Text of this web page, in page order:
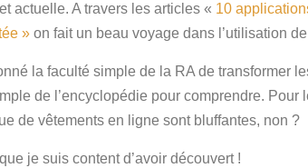
actuelle. A travers les articles « 10
» on fait un beau voyage dans l’utilisation
la faculté simple de la RA de transformer
de l’encyclopédie pour comprendre.
de vêtements en ligne sont bluffantes, non ?
je suis content d’avoir découvert !